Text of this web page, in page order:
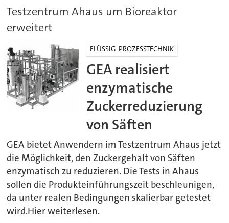
Testzentrum Ahaus um Bioreaktor
erweitert
FLÜSSIG-PROZESSTECHNIK
GEA realisiert
enzymatische
Zuckerreduzierung
von Säften
GEA bietet Anwendern im Testzentrum Ahaus jetzt
die Möglichkeit, den Zuckergehalt von Säften
enzymatisch zu reduzieren. Die Tests in Ahaus
sollen die Produkteinführungszeit beschleunigen,
da unter realen Bedingungen skalierbar getestet
wird.Hier weiterlesen.